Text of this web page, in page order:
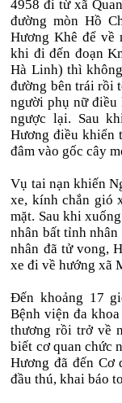
4958 đi từ xã
đường mòn Hồ
Hương Khê để về
khi đi đến đoạn
Hà Linh) thì
đường bên trái rồi
người phụ nữ điều
ngược lại. Sau
Hương điều khiển
đâm vào gốc cây
Vụ tai nạn khiến
xe, kính chắn gió
mặt. Sau khi
nhân bất tỉnh
nhân đã tử vong,
xe đi về hướng xã
Đến khoảng 17
Bệnh viện đa
thương rồi trở về
biết cơ quan chức
Hương đã đến Cơ
đầu thú, khai báo